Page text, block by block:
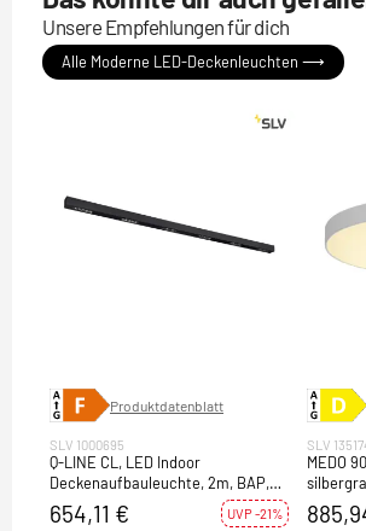
Unsere Empfehlungen für dich
Alle Moderne LED-Deckenleuchten ⟶
Produktdatenblatt
SLV 1000695
Q-LINE CL, LED Indoor
Deckenaufbauleuchte, 2m, BAP,
schwarz, 4000K
654,11 € UVP -21%
SLV
MEDO